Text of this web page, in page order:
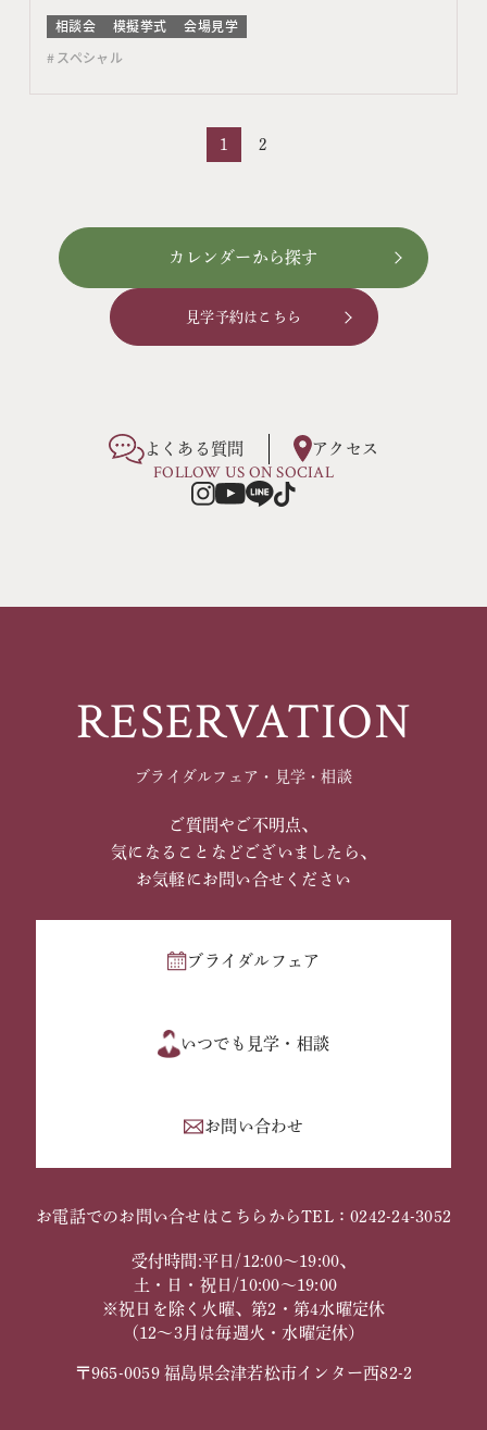
ディング相談会よりご予約ください このフェアに含まれ
るコンテンツ フェア特典 特典内容 WEBサイトよりフェ
ア予約をしていただき、ご来館いただいた方限定でエン
相談会 模擬挙式
会場見学
スペシャル
1 2
カレンダーから探す
見学予約はこちら
よくある質問 アクセス
FOLLOW US ON SOCIAL
RESERVATION
ブライダルフェア・見学・相談
ご質問やご不明点、
気になることなどございましたら、
お気軽にお問い合せください
ブライダルフェア
いつでも見学・相談
お問い合わせ
お電話でのお問い合せはこちらからTEL：0242-24-3052
受付時間:平日/12:00～19:00、
土・日・祝日/10:00～19:00
※祝日を除く火曜、第2・第4水曜定休
（12～3月は毎週火・水曜定休）
〒965-0059 福島県会津若松市インター西82-2